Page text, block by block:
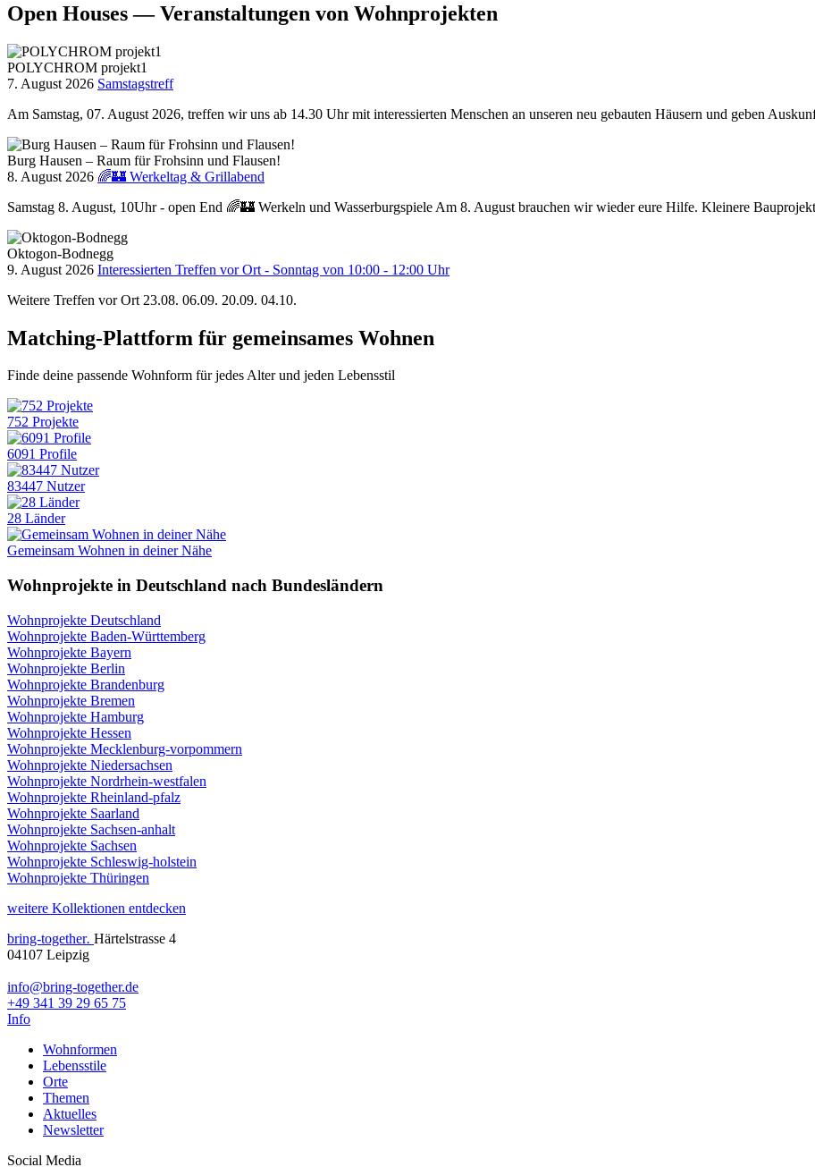
Open Houses — Veranstaltungen von Wohnprojekten
POLYCHROM projekt1
7. August 2026 Samstagstreff
Am Samstag, 07. August 2026, treffen wir uns ab 14.30 Uhr mit interessierten Menschen an unseren neu gebauten Häusern und geben
Burg Hausen – Raum für Frohsinn und Flausen!
8. August 2026 🌈🏰 Werkeltag & Grillabend
Samstag 8. August, 10Uhr - open End 🌈🏰 Werkeln und Wasserburgspiele Am 8. August brauchen wir wieder eure Hilfe. Kleinere
Oktogon-Bodnegg
9. August 2026 Interessierten Treffen vor Ort - Sonntag von 10:00 - 12:00 Uhr
Weitere Treffen vor Ort 23.08. 06.09. 20.09. 04.10.
Matching-Plattform für gemeinsames Wohnen
Finde deine passende Wohnform für jedes Alter und jeden Lebensstil
752 Projekte
6091 Profile
83447 Nutzer
28 Länder
Gemeinsam Wohnen in deiner Nähe
Wohnprojekte in Deutschland nach Bundesländern
Wohnprojekte Deutschland
Wohnprojekte Baden-Württemberg
Wohnprojekte Bayern
Wohnprojekte Berlin
Wohnprojekte Brandenburg
Wohnprojekte Bremen
Wohnprojekte Hamburg
Wohnprojekte Hessen
Wohnprojekte Mecklenburg-vorpommern
Wohnprojekte Niedersachsen
Wohnprojekte Nordrhein-westfalen
Wohnprojekte Rheinland-pfalz
Wohnprojekte Saarland
Wohnprojekte Sachsen-anhalt
Wohnprojekte Sachsen
Wohnprojekte Schleswig-holstein
Wohnprojekte Thüringen
weitere Kollektionen entdecken
bring-together. Härtelstrasse 4
04107 Leipzig
info@bring-together.de
+49 341 39 29 65 75
Info
Wohnformen
Lebensstile
Orte
Themen
Aktuelles
Newsletter
Social Media